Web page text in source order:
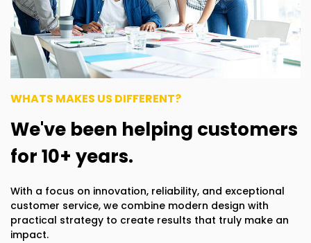
WHATS MAKES US DIFFERENT?
We've been helping customers
for 10+ years.
With a focus on innovation, reliability, and exceptional
customer service, we combine modern design with
practical strategy to create results that truly make an
impact.